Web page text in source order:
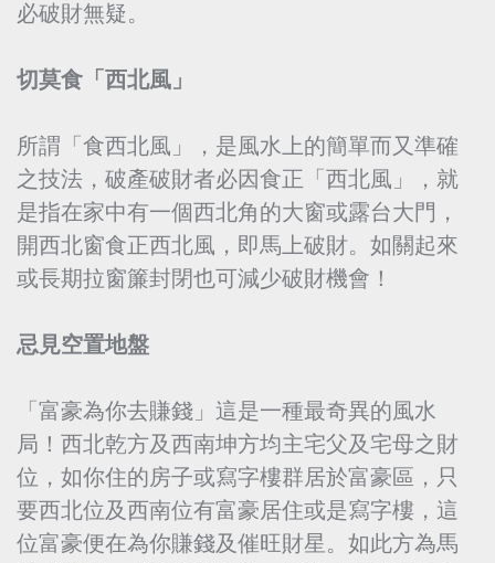
必破財無疑。
切莫食「西北風」
所謂「食西北風」，是風水上的簡單而又準確
之技法，破產破財者必因食正「西北風」，就
是指在家中有一個西北角的大窗或露台大門，
開西北窗食正西北風，即馬上破財。如關起來
或長期拉窗簾封閉也可減少破財機會！
忌見空置地盤
「富豪為你去賺錢」這是一種最奇異的風水
局！西北乾方及西南坤方均主宅父及宅母之財
位，如你住的房子或寫字樓群居於富豪區，只
要西北位及西南位有富豪居住或是寫字樓，這
位富豪便在為你賺錢及催旺財星。如此方為馬